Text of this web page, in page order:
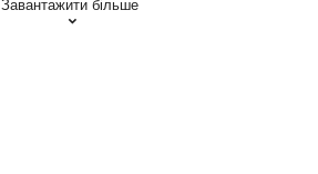
Завантажити більше